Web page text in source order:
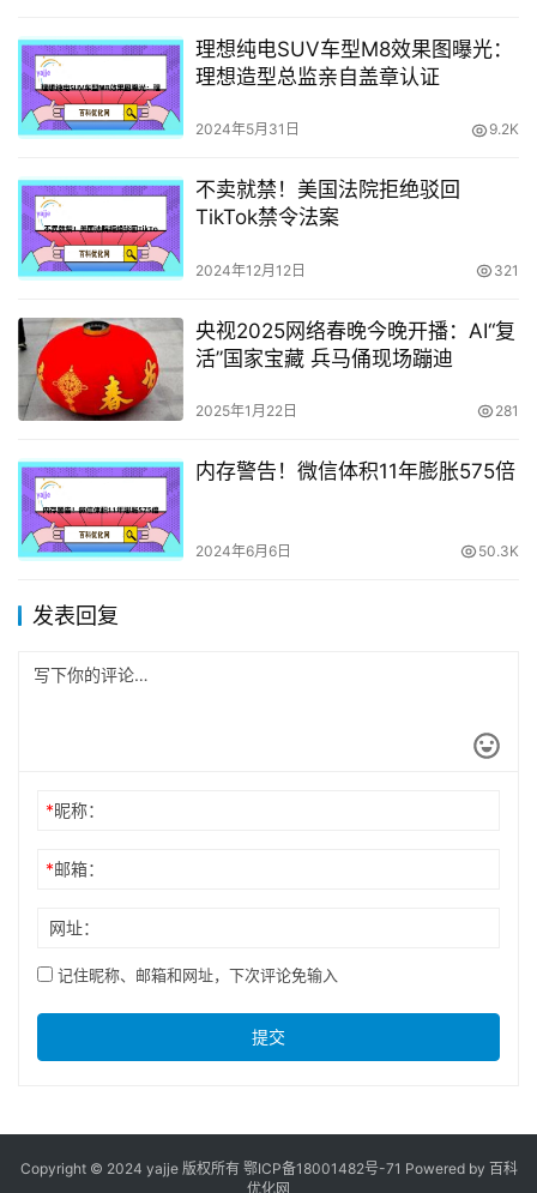
理想纯电SUV车型M8效果图曝光：
理想造型总监亲自盖章认证
2024年5月31日 9.2K
不卖就禁！美国法院拒绝驳回
TikTok禁令法案
2024年12月12日 321
央视2025网络春晚今晚开播：AI“复
活”国家宝藏 兵马俑现场蹦迪
2025年1月22日 281
内存警告！微信体积11年膨胀575倍
2024年6月6日 50.3K
发表回复
*昵称：
*邮箱：
网址：
记住昵称、邮箱和网址，下次评论免输入
提交
Copyright © 2024 yajje 版权所有鄂ICP备18001482号-71 Powered by 百科
优化网